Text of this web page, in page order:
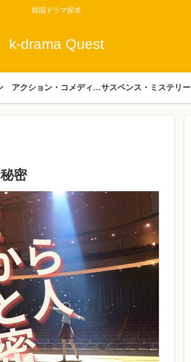
韓国ドラマ探求
k-drama Quest
アクション・コメディー・時代劇サスペンス・ミステリー
密